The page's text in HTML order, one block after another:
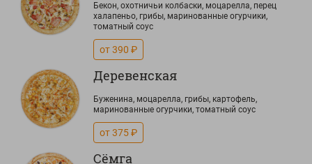
Бекон, охотничьи колбаски, моцарелла, перец
халапеньо, грибы, маринованные огурчики,
томатный соус
от 390 ₽
Деревенская
Буженина, моцарелла, грибы, картофель,
маринованные огурчики, томатный соус
от 375 ₽
Сёмга